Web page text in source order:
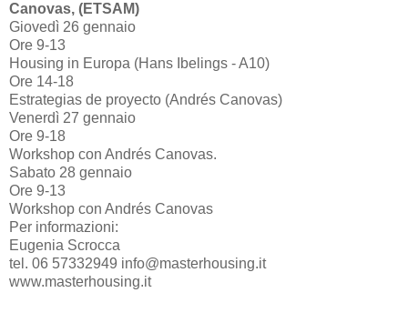
Canovas, (ETSAM)
Giovedì 26 gennaio
Ore 9-13
Housing in Europa (Hans Ibelings - A10)
Ore 14-18
Estrategias de proyecto (Andrés Canovas)
Venerdì 27 gennaio
Ore 9-18
Workshop con Andrés Canovas.
Sabato 28 gennaio
Ore 9-13
Workshop con Andrés Canovas
Per informazioni:
Eugenia Scrocca
tel. 06 57332949 info@masterhousing.it
www.masterhousing.it